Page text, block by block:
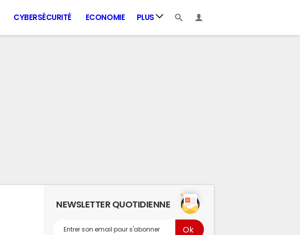
CYBERSÉCURITÉ ECONOMIE PLUS
NEWSLETTER QUOTIDIENNE